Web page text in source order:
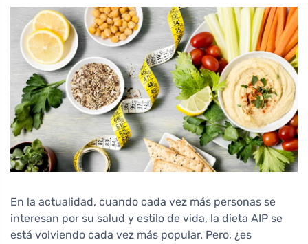
En la actualidad, cuando cada vez más personas se
interesan por su salud y estilo de vida, la dieta AIP se
está volviendo cada vez más popular. Pero, ¿es